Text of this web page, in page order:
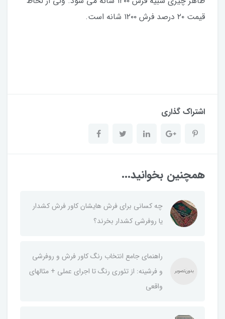
قیمت ۲۰ درصد فرش ۱۲۰۰ شانه است.
اشتراک گذاری
همچنین بخوانید...
چه کسانی برای فرش هایشان کاور فرش کشدار
یا روفرشی کشدار بخرند؟
راهنمای جامع انتخاب رنگ کاور فرش و روفرشی
و فرشینه: از تئوری رنگ تا اجرای عملی + مثالهای
واقعی